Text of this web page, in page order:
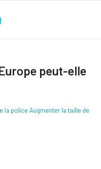
peut-elle
la policeAugmenter la taille de